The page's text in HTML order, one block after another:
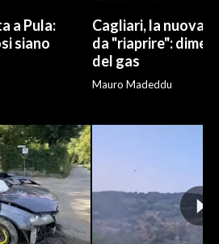
a Pula:
siano
Cagliari, la nuova
da "riaprire":
del gas
Mauro Madeddu